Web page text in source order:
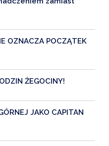
OZNACZA POCZĄTEK
ŻEGOCINY!
JAKO CAPITAN